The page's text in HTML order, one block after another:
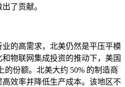
了贡献。
的高需求，北美仍然是平压平模
物联网集成投资的推动下，美国
的份额。北美大约 50% 的制造商
效率并降低生产成本。该地区不